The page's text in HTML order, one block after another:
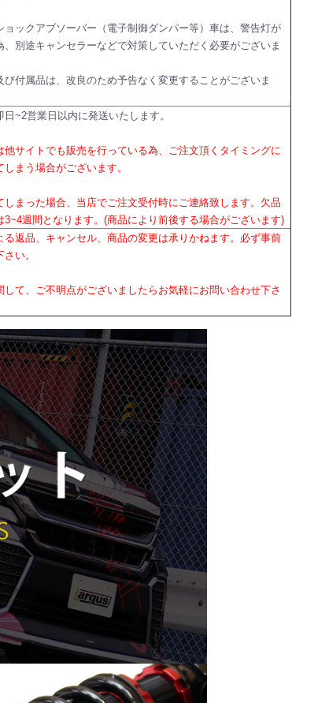
ックアブソーバー（電子制御ダンパー等）車は、警告灯が
、別途キャンセラーなどで対策していただく必要がございま
付属品は、改良のため予告なく変更することがございま
~2営業日以内に発送いたします。
サイトでも販売を行っている為、ご注文頂くタイミングに
まう場合がございます。
まった場合、当店でご注文受付時にご連絡致します。欠品
3~4週間となります。(商品により前後する場合がございます)
る返品、キャンセル、商品の変更は承りかねます。必ず事前
い。
して、ご不明点がございましたらお気軽にお問い合わせ下さ